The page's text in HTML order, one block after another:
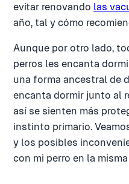
evitar renovando las
año, tal y cómo
Aunque por otro lado,
perros les encanta
una forma ancestral de
encanta dormir junto al
así se sienten más
instinto primario.
y los posibles
con mi perro en la misma